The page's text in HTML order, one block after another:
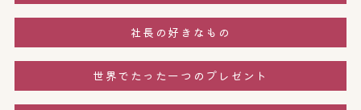
社長の好きなもの
世界でたった一つのプレゼント